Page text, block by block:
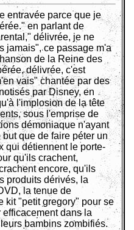
entravée parce que je
en parlant de
délivrée, je ne
jamais", ce passage m'a
de la Reine des
délivrée, c'est
vais" chantée par des
par Disney, en
l'implosion de la tête
sous l'emprise de
démoniaque n'ayant
but que de faire péter un
qui détiennent le porte-
qu'ils crachent,
encore, qu'ils
produits dérivés, la
la tenue de
kit "petit gregory" pour se
efficacement dans la
bambins zombifiés.